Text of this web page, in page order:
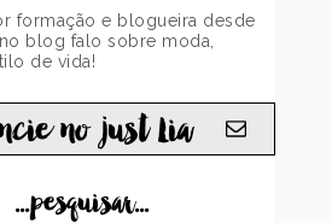
formação e blogueira desde
blog falo sobre moda,
de vida!
no just Lia
...pesquisar...